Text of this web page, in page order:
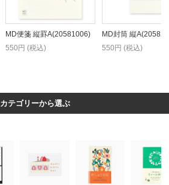
MD便箋 縦罫A(20581006)
550円 (税込)
MD封筒 縦
550円 (税込)
カテゴリーから選ぶ